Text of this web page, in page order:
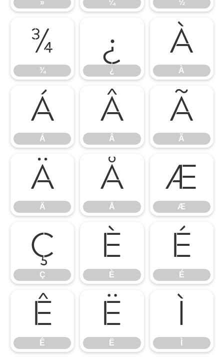
» ¼ ½
¾
¾
¿
¿
À
À
Á
Á
Â
Â
Ã
Ã
Ä
Ä
Å
Å
Æ
Æ
Ç
Ç
È
È
É
É
Ê
Ê
Ë
Ë
Ì